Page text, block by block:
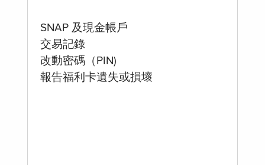
SNAP 及現金帳戶
交易記錄
改動密碼（PIN)
報告福利卡遺失或損壞